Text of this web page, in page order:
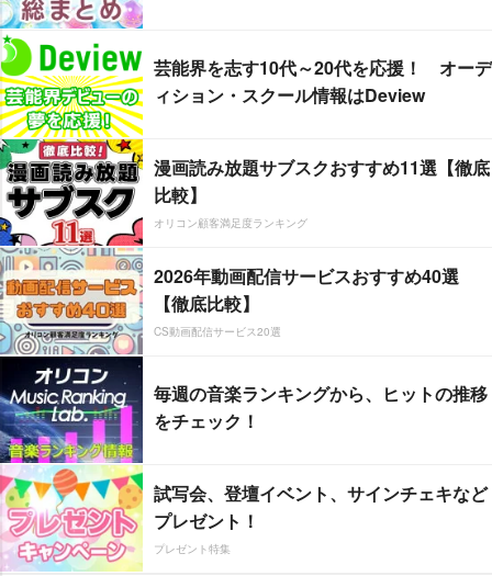
芸能界を志す10代～20代を応援！ オーデ
ィション・スクール情報はDeview
漫画読み放題サブスクおすすめ11選【徹底
比較】
オリコン顧客満足度ランキング
2026年動画配信サービスおすすめ40選
【徹底比較】
CS動画配信サービス20選
毎週の音楽ランキングから、ヒットの推移
をチェック！
試写会、登壇イベント、サインチェキなど
プレゼント！
プレゼント特集